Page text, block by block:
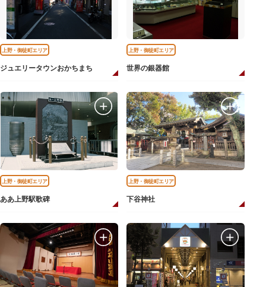
上野・御徒町エリア
ジュエリータウンおかちまち
上野・御徒町エリア
世界の銀器館
上野・御徒町エリア
ああ上野駅歌碑
上野・御徒町エリア
下谷神社